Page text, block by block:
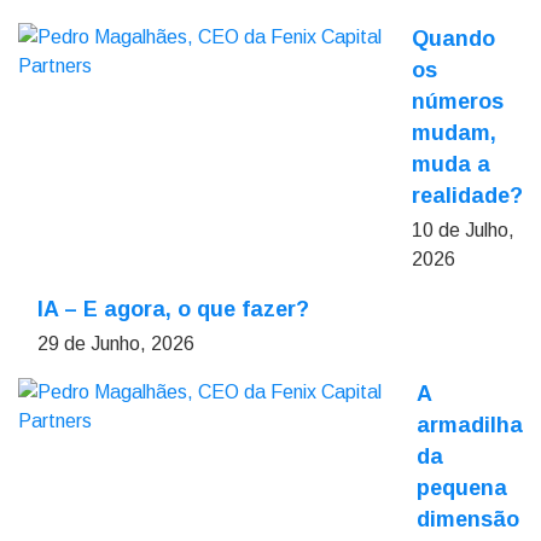
Quando
os
números
mudam,
muda a
realidade?
10 de Julho,
2026
IA – E agora, o que fazer?
29 de Junho, 2026
A
armadilha
da
pequena
dimensão